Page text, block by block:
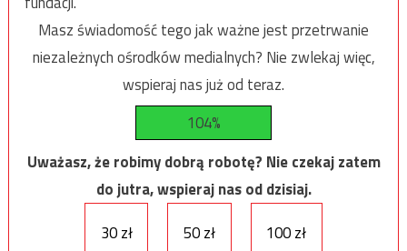
Masz świadomość tego jak ważne jest przetrwanie
niezależnych ośrodków medialnych? Nie zwlekaj więc,
wspieraj nas już od teraz.
104%
Uważasz, że robimy dobrą robotę? Nie czekaj zatem
do jutra, wspieraj nas od dzisiaj.
30 zł
50 zł 100 zł